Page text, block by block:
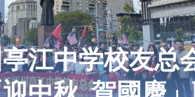
江中学校友总